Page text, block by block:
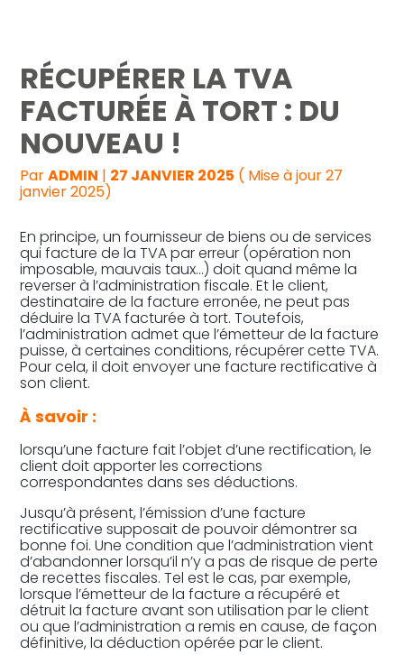
Gestion au quotidien
Pilotage d’entreprise
Audit
RÉCUPÉRER LA TVA
FACTURÉE À TORT : DU
NOUVEAU !
ParADMIN | 27 JANVIER 2025 ( Mise à jour 27
janvier 2025)
En principe, un fournisseur de biens ou de services
qui facture de la TVA par erreur (opération non
imposable, mauvais taux…) doit quand même la
reverser à l’administration fiscale. Et le client,
destinataire de la facture erronée, ne peut pas
déduire la TVA facturée à tort. Toutefois,
l’administration admet que l’émetteur de la facture
puisse, à certaines conditions, récupérer cette TVA.
Pour cela, il doit envoyer une facture rectificative à
son client.
À savoir :
lorsqu’une facture fait l’objet d’une rectification, le
client doit apporter les corrections
correspondantes dans ses déductions.
Jusqu’à présent, l’émission d’une facture
rectificative supposait de pouvoir démontrer sa
bonne foi. Une condition que l’administration vient
d’abandonner lorsqu’il n’y a pas de risque de perte
de recettes fiscales. Tel est le cas, par exemple,
lorsque l’émetteur de la facture a récupéré et
détruit la facture avant son utilisation par le client
ou que l’administration a remis en cause, de façon
définitive, la déduction opérée par le client.